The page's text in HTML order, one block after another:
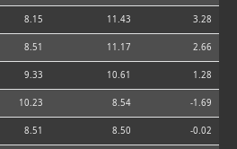
8.15 11.43 3.28
8.51 11.17 2.66
9.33 10.61 1.28
10.23 8.54 -1.69
8.51 8.50 -0.02